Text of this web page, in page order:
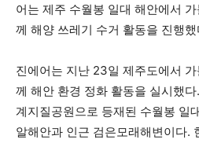
어는 제주 수월봉 일대 해안에서
께 해양 쓰레기 수거 활동을 진행했
진에어는 지난 23일 제주도에서
께 해안 환경 정화 활동을 실시했
계지질공원으로 등재된 수월봉 일
알해안과 인근 검은모래해변이다.